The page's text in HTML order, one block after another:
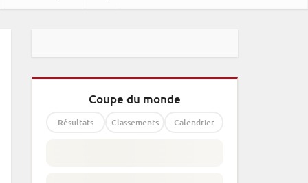
Coupe du monde
Résultats Classements Calendrier